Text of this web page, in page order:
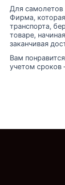
Для самолетов
Фирма,
транспорта,
товаре,
заканчивая
Вам
учетом сроков